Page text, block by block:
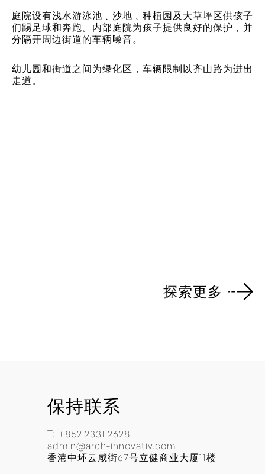
庭院设有浅水游泳池﹑沙地﹑种植园及大草坪区供孩子
们踢足球和奔跑。内部庭院为孩子提供良好的保护，并
分隔开周边街道的车辆噪音。
幼儿园和街道之间为绿化区，车辆限制以齐山路为进出
走道。
探索更多
保持联系
T: +852 2331 2628
admin@arch-innovativ.com
香港中环云咸街67号立健商业大厦11楼